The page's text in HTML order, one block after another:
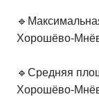
Хорошёво-
🔹Средняя
Хорошёво-